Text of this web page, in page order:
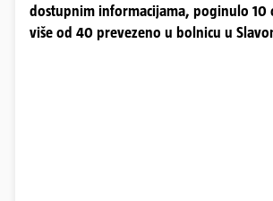
dostupnim informacijama, poginulo 10
više od 40 prevezeno u bolnicu u